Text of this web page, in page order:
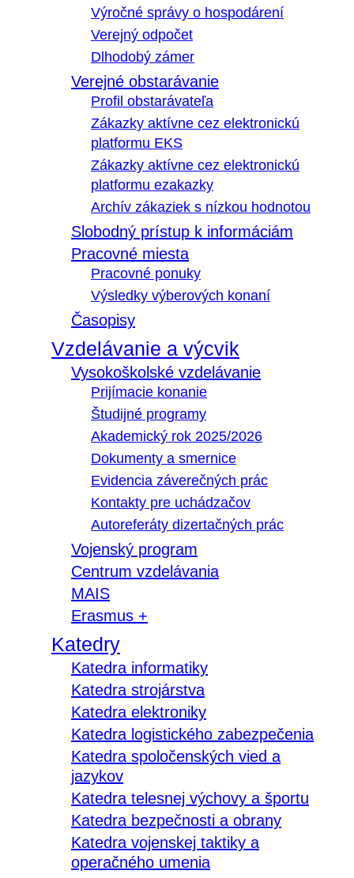
Výročné správy o hospodárení
Verejný odpočet
Dlhodobý zámer
Verejné obstarávanie
Profil obstarávateľa
Zákazky aktívne cez elektronickú
platformu EKS
Zákazky aktívne cez elektronickú
platformu ezakazky
Archív zákaziek s nízkou hodnotou
Slobodný prístup k informáciám
Pracovné miesta
Pracovné ponuky
Výsledky výberových konaní
Časopisy
Vzdelávanie a výcvik
Vysokoškolské vzdelávanie
Prijímacie konanie
Študijné programy
Akademický rok 2025/2026
Dokumenty a smernice
Evidencia záverečných prác
Kontakty pre uchádzačov
Autoreferáty dizertačných prác
Vojenský program
Centrum vzdelávania
MAIS
Erasmus +
Katedry
Katedra informatiky
Katedra strojárstva
Katedra elektroniky
Katedra logistického zabezpečenia
Katedra spoločenských vied a
jazykov
Katedra telesnej výchovy a športu
Katedra bezpečnosti a obrany
Katedra vojenskej taktiky a
operačného umenia